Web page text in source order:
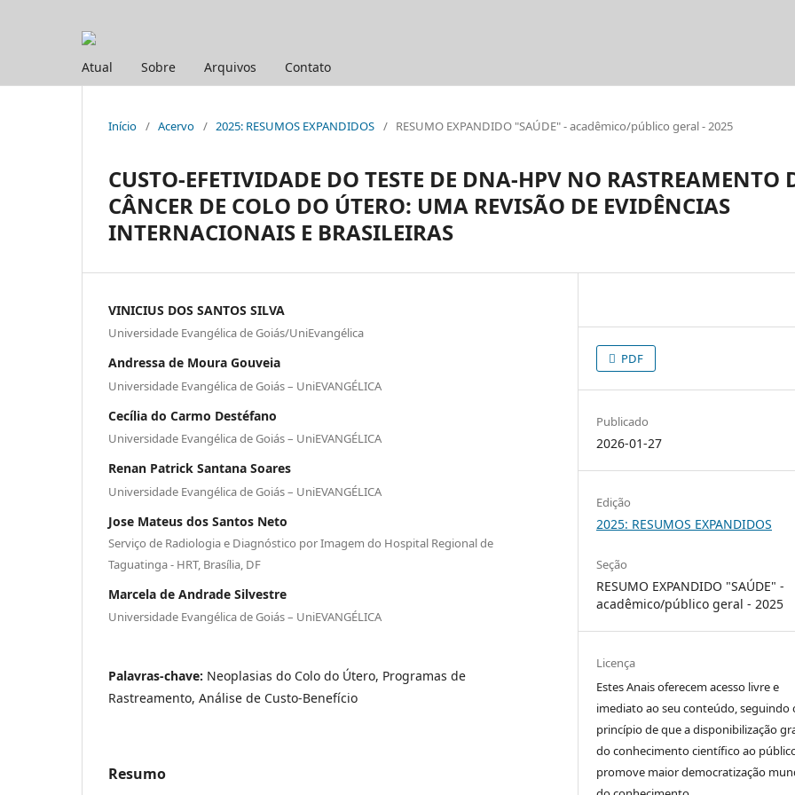
Atual Sobre Arquivos Contato
Início / Acervo / 2025: RESUMOS EXPANDIDOS / RESUMO EXPANDIDO "SAÚDE" - acadêmico/público geral - 2025
CUSTO-EFETIVIDADE DO TESTE DE DNA-HPV NO RASTREAMENTO
CÂNCER DE COLO DO ÚTERO: UMA REVISÃO DE EVIDÊNCIAS
INTERNACIONAIS E BRASILEIRAS
VINICIUS DOS SANTOS SILVA
Universidade Evangélica de Goiás/UniEvangélica
Andressa de Moura Gouveia
Universidade Evangélica de Goiás – UniEVANGÉLICA
Cecília do Carmo Destéfano
Universidade Evangélica de Goiás – UniEVANGÉLICA
Renan Patrick Santana Soares
Universidade Evangélica de Goiás – UniEVANGÉLICA
Jose Mateus dos Santos Neto
Serviço de Radiologia e Diagnóstico por Imagem do Hospital Regional de
Taguatinga - HRT, Brasília, DF
Marcela de Andrade Silvestre
Universidade Evangélica de Goiás – UniEVANGÉLICA
Palavras-chave: Neoplasias do Colo do Útero, Programas de
Rastreamento, Análise de Custo-Benefício
Resumo
PDF
Publicado
2026-01-27
Edição
2025: RESUMOS EXPANDIDOS
Seção
RESUMO EXPANDIDO "SAÚDE" -
acadêmico/público geral - 2025
Licença
Estes Anais oferecem acesso livre e
imediato ao seu conteúdo, seguindo
princípio de que a disponibilização
do conhecimento científico ao
promove maior democratização